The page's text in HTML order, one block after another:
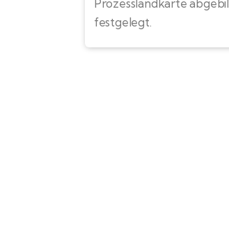
Prozesslandkarte
festgelegt.